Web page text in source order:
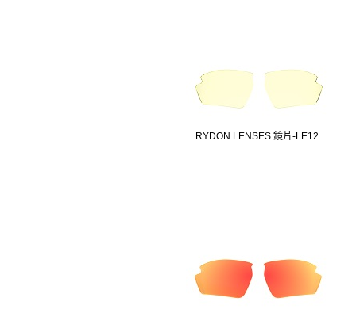
RYDON LENSES 鏡片-LE12